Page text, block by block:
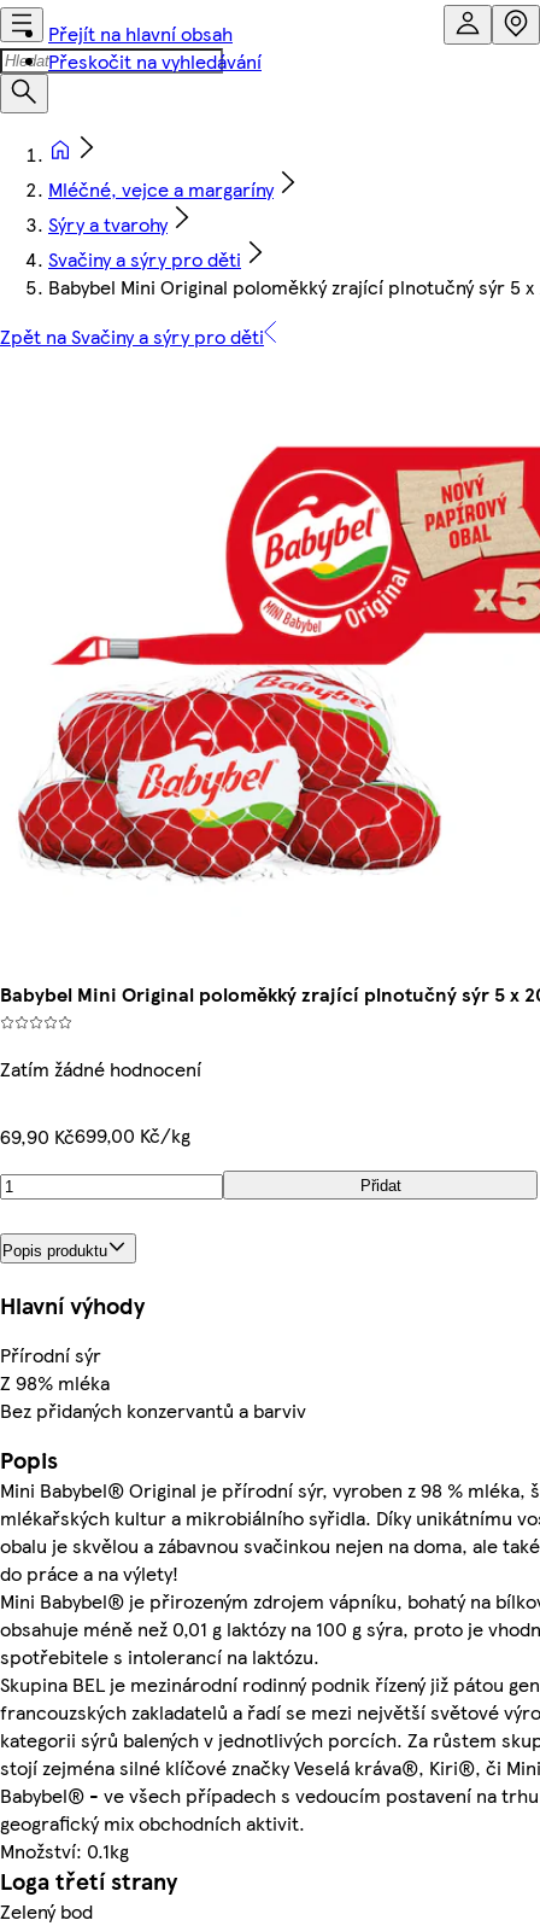
Přejít na hlavní obsah
Přeskočit na vyhledávání
Mléčné, vejce a margaríny
Sýry a tvarohy
Svačiny a sýry pro děti
Babybel Mini Original poloměkký zrající plnotučný sýr 5 x
Zpět na Svačiny a sýry pro děti
Babybel Mini Original poloměkký zrající plnotučný sýr 5 x
Zatím žádné hodnocení
69,90 Kč699,00 Kč/kg
Přidat
Popis produktu
Hlavní výhody
Přírodní sýr
Z 98% mléka
Bez přidaných konzervantů a barviv
Popis
Mini Babybel® Original je přírodní sýr, vyroben z 98 % mléka,
mlékařských kultur a mikrobiálního syřidla. Díky unikátnímu
obalu je skvělou a zábavnou svačinkou nejen na doma, ale
do práce a na výlety!
Mini Babybel® je přirozeným zdrojem vápníku, bohatý na
obsahuje méně než 0,01 g laktózy na 100 g sýra, proto je
spotřebitele s intolerancí na laktózu.
Skupina BEL je mezinárodní rodinný podnik řízený již pátou
francouzských zakladatelů a řadí se mezi největší světové
kategorii sýrů balených v jednotlivých porcích. Za růstem
stojí zejména silné klíčové značky Veselá kráva®, Kiri®, či Mini
Babybel® - ve všech případech s vedoucím postavení na
geografický mix obchodních aktivit.
Množství: 0.1kg
Loga třetí strany
Zelený bod